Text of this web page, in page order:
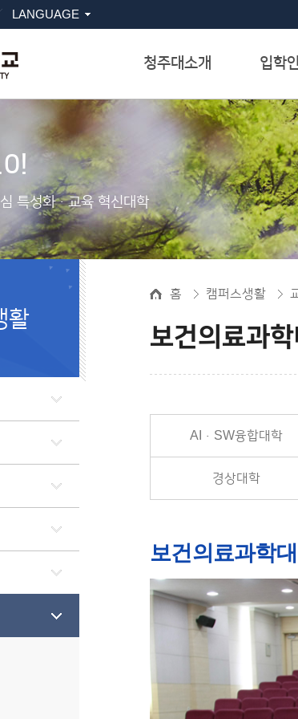
LANGUAGE
청주대소개 입학
특성화ㆍ교육 혁신대학
활
홈 캠퍼스생활
보건의료과
AI·SW융합대학
경상대학
보건의료과학